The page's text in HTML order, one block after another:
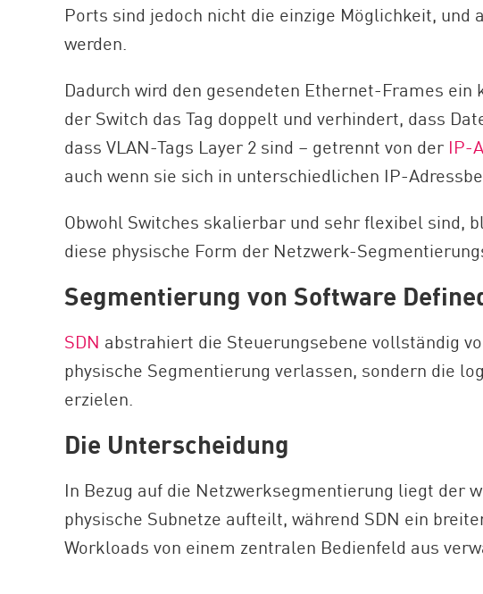
Ports sind jedoch nicht die einzige Möglichkeit, und
werden.
Dadurch wird den gesendeten Ethernet-Frames
der Switch das Tag doppelt und verhindert, dass
dass VLAN-Tags Layer 2 sind – getrennt von der IP-
auch wenn sie sich in unterschiedlichen IP-
Obwohl Switches skalierbar und sehr flexibel sind,
diese physische Form der Netzwerk-
Segmentierung von Software
SDN abstrahiert die Steuerungsebene vollständig
physische Segmentierung verlassen, sondern die
erzielen.
Die Unterscheidung
In Bezug auf die Netzwerksegmentierung liegt der
physische Subnetze aufteilt, während SDN ein
Workloads von einem zentralen Bedienfeld aus